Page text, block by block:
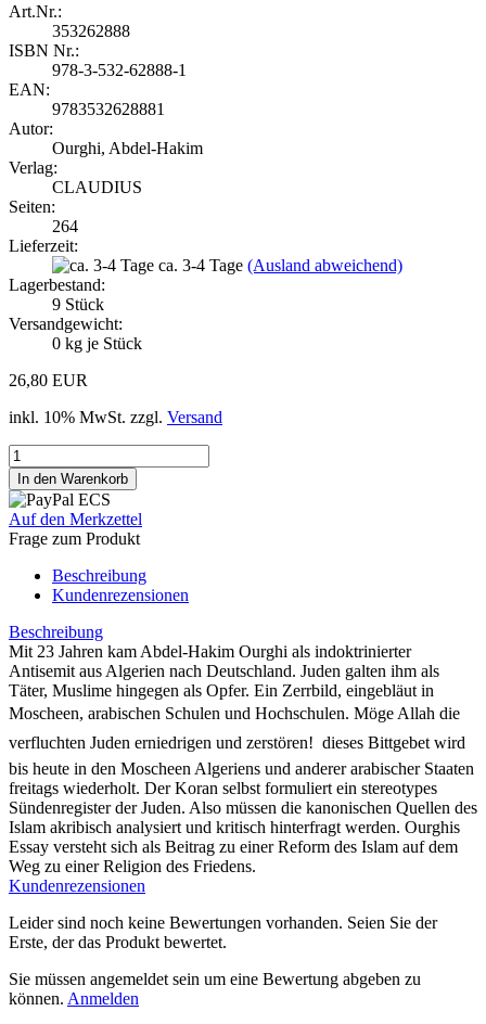
Art.Nr.:
353262888
ISBN Nr.:
978-3-532-62888-1
EAN:
9783532628881
Autor:
Ourghi, Abdel-Hakim
Verlag:
CLAUDIUS
Seiten:
264
Lieferzeit:
ca. 3-4 Tage (Ausland abweichend)
Lagerbestand:
9 Stück
Versandgewicht:
0 kg je Stück
26,80 EUR
inkl. 10% MwSt. zzgl. Versand
Auf den Merkzettel
Frage zum Produkt
Beschreibung
Kundenrezensionen
Beschreibung
Mit 23 Jahren kam Abdel-Hakim Ourghi als indoktrinierter
Antisemit aus Algerien nach Deutschland. Juden galten ihm als
Täter, Muslime hingegen als Opfer. Ein Zerrbild, eingebläut in
Moscheen, arabischen Schulen und Hochschulen. Möge Allah die
verfluchten Juden erniedrigen und zerstören!  dieses Bittgebet wird
bis heute in den Moscheen Algeriens und anderer arabischer Staaten
freitags wiederholt. Der Koran selbst formuliert ein stereotypes
Sündenregister der Juden. Also müssen die kanonischen Quellen des
Islam akribisch analysiert und kritisch hinterfragt werden. Ourghis
Essay versteht sich als Beitrag zu einer Reform des Islam auf dem
Weg zu einer Religion des Friedens.
Kundenrezensionen
Leider sind noch keine Bewertungen vorhanden. Seien Sie der
Erste, der das Produkt bewertet.
Sie müssen angemeldet sein um eine Bewertung abgeben zu
können. Anmelden